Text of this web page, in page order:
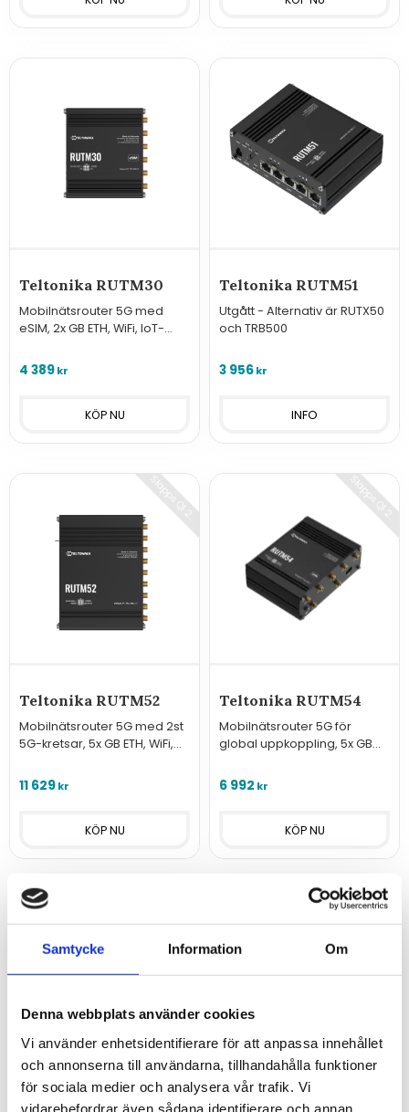
Samtycke Information Om
Denna webbplats använder cookies
Vi använder enhetsidentifierare för att anpassa innehållet
och annonserna till användarna, tillhandahålla funktioner
för sociala medier och analysera vår trafik. Vi
vidarebefordrar även sådana identifierare och annan
Teltonika RUTM30
Mobilnätsrouter 5G med
eSIM, 2x GB ETH, WiFi, IoT-
4 389kr
Teltonika RUTM51
Utgått - Alternativ är RUTX50
och TRB500
3 956kr
INFO
Teltonika RUTM52
Mobilnätsrouter 5G med 2st
5G-kretsar, 5x GB ETH, WiFi,
11 629kr
S
l
ä
p
p
s
Q
1
2
2
Teltonika RUTM54
Mobilnätsrouter 5G för
global uppkoppling, 5x GB
6 992 kr
S
l
ä
p
p
s
Q
1
2
2